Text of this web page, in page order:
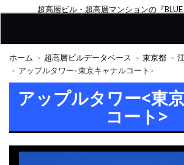
超高層ビル・超高層マンションの『BLUE
ホーム 超高層ビルデータベース 東京都
アップルタワー<東京キャナルコート>
アップルタワー<東
コート>